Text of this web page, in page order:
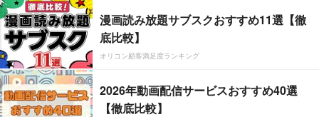
漫画読み放題サブスクおすすめ11選【徹
底比較】
オリコン顧客満足度ランキング
2026年動画配信サービスおすすめ40選
【徹底比較】